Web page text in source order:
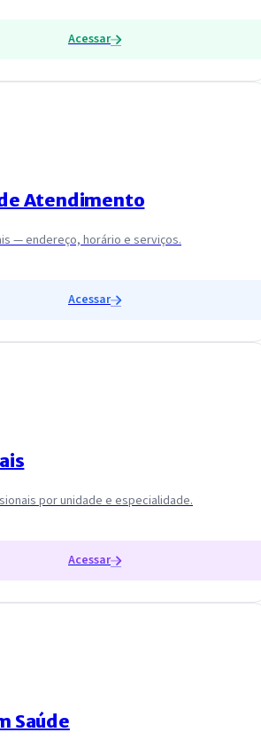
Acessar
Atendimento
— endereço, horário e serviços.
Acessar
por unidade e especialidade.
Acessar
Saúde